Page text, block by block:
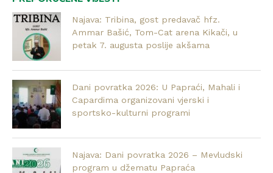
Najava: Tribina, gost predavač hfz.
Ammar Bašić, Tom-Cat arena Kikači, u
petak 7. augusta poslije akšama
Dani povratka 2026: U Papraći, Mahali i
Capardima organizovani vjerski i
sportsko-kulturni programi
Najava: Dani povratka 2026 – Mevludski
program u džematu Papraća